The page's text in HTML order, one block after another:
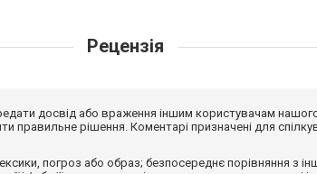
Рецензія
досвід або враження іншим користувачам
правильне рішення. Коментарі призначені для
погроз або образ; безпосереднє порівняння з